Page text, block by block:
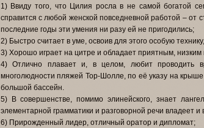
1) Ввиду того, что Цилия росла в не самой богатой
справится с любой женской повседневной работой – от
последние годы эти умения ни разу ей не пригодились;
2) Быстро считает в уме, освоив для этого особую
3) Хорошо играет на цитре и обладает приятным, низким
4) Отлично плавает и, в целом, любит проводить
многолюдности пляжей Тор-Шолле, по её указу на
большой бассейн.
5) В совершенстве, помимо элинейского, знает
элементарной грамматики и разговорной речи владеет и
6) Прирожденный лидер, отличный оратор и дипломат;